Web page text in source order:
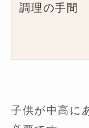
調理の手間
子供が中高に